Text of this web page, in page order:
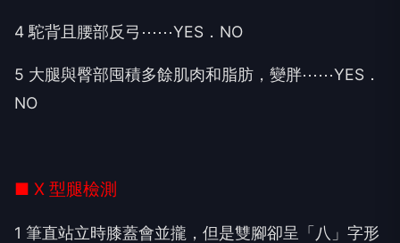
4 駝背且腰部反弓⋯⋯YES．NO
5 大腿與臀部囤積多餘肌肉和脂肪，變胖⋯⋯YES．
NO
■ X 型腿檢測
1 筆直站立時膝蓋會並攏，但是雙腳卻呈「八」字形